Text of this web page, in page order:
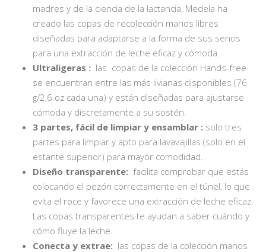
madres y de la ciencia de la lactancia, Medela ha
creado las copas de recolección manos libres
diseñadas para adaptarse a la forma de sus senos
para una extracción de leche eficaz y cómoda.
Ultraligeras : las copas de la colección Hands-free
se encuentran entre las más livianas disponibles (76
g/2,6 oz cada una) y están diseñadas para ajustarse
cómoda y discretamente a su sostén.
3 partes, fácil de limpiar y ensamblar : solo tres
partes para limpiar y apto para lavavajillas (solo en el
estante superior) para mayor comodidad.
Diseño transparente: facilita comprobar que estás
colocando el pezón correctamente en el túnel, lo que
evita el roce y favorece una extracción de leche eficaz.
Las copas transparentes te ayudan a saber cuándo y
cómo fluye la leche.
Conecta y extrae: las copas de la colección manos